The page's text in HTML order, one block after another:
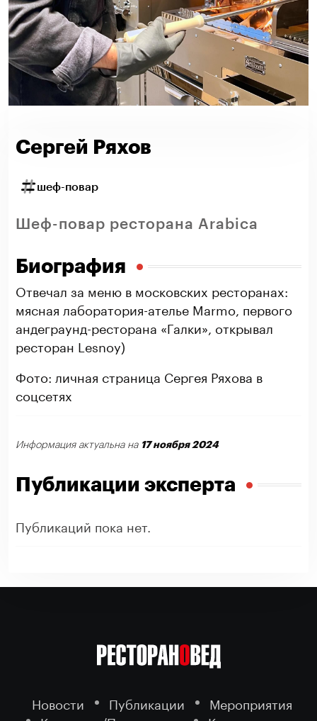
Сергей Ряхов
шеф-повар
Шеф-повар ресторана Arabica
Биография
Отвечал за меню в московских ресторанах:
мясная лаборатория-ателье Marmo, первого
андеграунд-ресторана «Галки», открывал
ресторан Lesnoy)
Фото: личная страница Сергея Ряхова в
соцсетях
Информация актуальна на 17 ноября 2024
Публикации эксперта
Публикаций пока нет.
Новости Публикации
Мероприятия